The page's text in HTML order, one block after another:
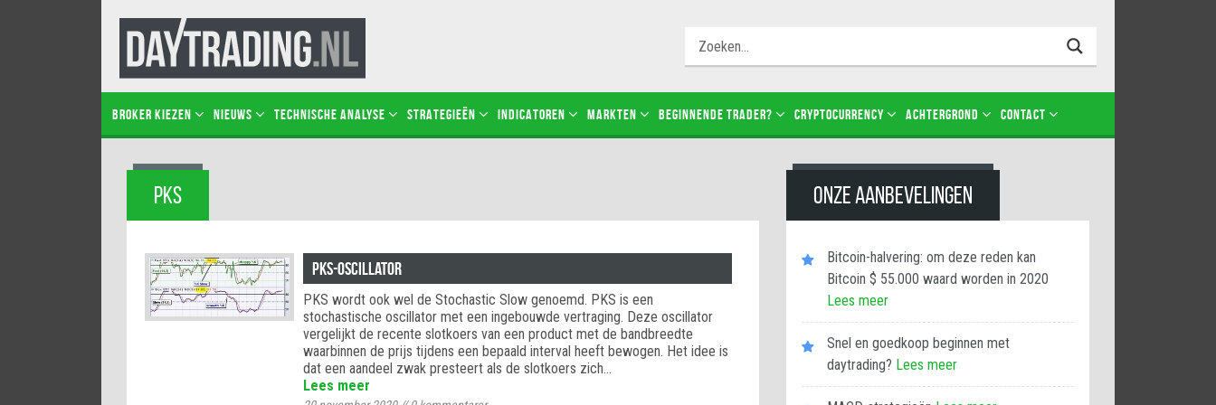
BROKER KIEZEN NIEUWS TECHNISCHE ANALYSE STRATEGIEËN INDICATOREN MARKTEN BEGINNENDE TRADER? CRYPTOCURRENCY ACHTERGROND CONTACT
PKS
PKS-oscillator
PKS wordt ook wel de Stochastic Slow genoemd. PKS is een
stochastische oscillator met een ingebouwde vertraging. Deze oscillator
vergelijkt de recente slotkoers van een product met de bandbreedte
waarbinnen de prijs tijdens een bepaald interval heeft bewogen. Het idee is
dat een aandeel zwak presteert als de slotkoers zich…
Lees meer
ONZE AANBEVELINGEN
Bitcoin-halvering: om deze reden kan
Bitcoin $ 55.000 waard worden in 2020
Lees meer
Snel en goedkoop beginnen met
daytrading? Lees meer